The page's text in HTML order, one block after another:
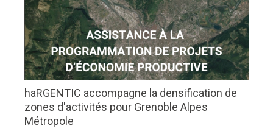
haRGENTIC accompagne la densification de
zones d'activités pour Grenoble Alpes
Métropole